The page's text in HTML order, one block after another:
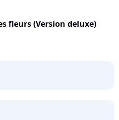
fleurs (Version deluxe)